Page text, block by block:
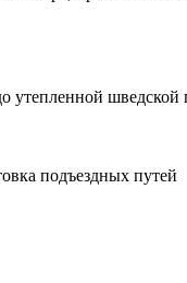
утепленной шведской
подъездных путей